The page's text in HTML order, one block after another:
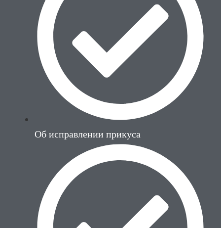
Об исправлении прикуса